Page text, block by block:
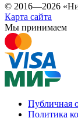
© 2016—2026
Карта сайта
Мы принимаем
Публичная
Политика